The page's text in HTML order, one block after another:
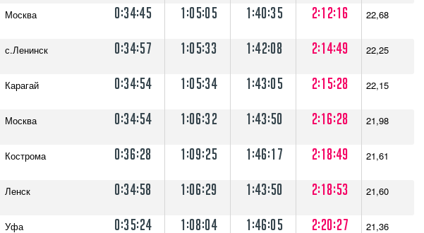
Москва 0:34:45 1:05:05 1:40:35 2:12:16 22,68
с.Ленинск 0:34:57 1:05:33 1:42:08 2:14:49 22,25
Карагай 0:34:54 1:05:34 1:43:05 2:15:28 22,15
Москва 0:34:54 1:06:32 1:43:50 2:16:28 21,98
Кострома 0:36:28 1:09:25 1:46:17 2:18:49 21,61
Ленск 0:34:58 1:06:29 1:43:50 2:18:53 21,60
Уфа 0:35:24 1:08:04 1:46:05 2:20:27 21,36